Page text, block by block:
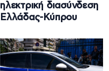
ηλεκτρική διασύνδεση
Ελλάδας-Κύπρου